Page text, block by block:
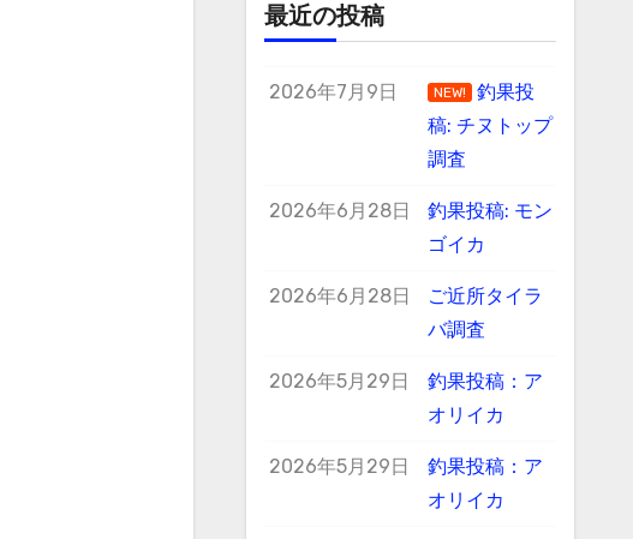
最近の投稿
2026年7月9日 NEW! 釣果投
稿: チヌトップ
調査
2026年6月28日
釣果投稿: モン
ゴイカ
2026年6月28日
ご近所タイラ
バ調査
2026年5月29日
釣果投稿：ア
オリイカ
2026年5月29日
釣果投稿：ア
オリイカ